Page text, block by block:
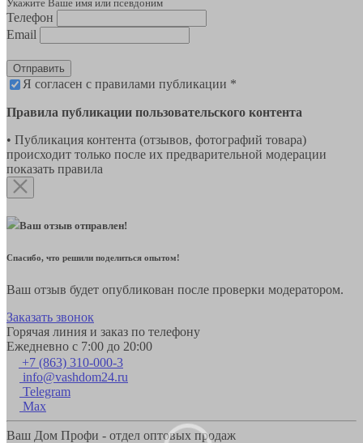
Укажите Ваше имя или псевдоним
Телефон
Email
Отправить
Я согласен с правилами публикации *
Правила публикации пользовательского контента
• Публикация контента (отзывов, фотографий товара)
происходит только после их предварительной модерации
показать правила
Ваш отзыв отправлен!
Спасибо, что решили поделиться опытом!
Ваш отзыв будет опубликован после проверки модератором.
Заказать звонок
Горячая линия и заказ по телефону
Ежедневно с 7:00 до 20:00
+7 (863) 310-000-3
info@vashdom24.ru
Telegram
Max
Ваш Дом Профи - отдел оптовых продаж